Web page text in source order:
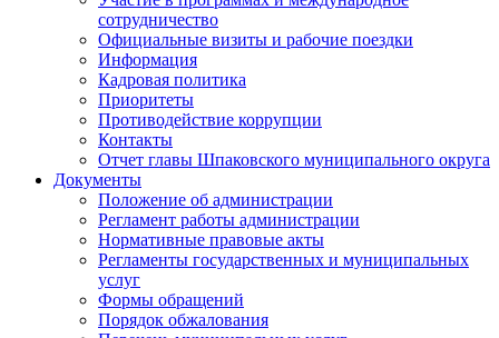
сотрудничество
Официальные визиты и рабочие поездки
Информация
Кадровая политика
Приоритеты
Противодействие коррупции
Контакты
Отчет главы Шпаковского муниципального округа
Документы
Положение об администрации
Регламент работы администрации
Нормативные правовые акты
Регламенты государственных и муниципальных
услуг
Формы обращений
Порядок обжалования